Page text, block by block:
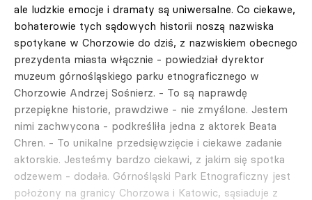
ale ludzkie emocje i dramaty są uniwersalne. Co ciekawe,
bohaterowie tych sądowych historii noszą nazwiska
spotykane w Chorzowie do dziś, z nazwiskiem obecnego
prezydenta miasta włącznie - powiedział dyrektor
muzeum górnośląskiego parku etnograficznego w
Chorzowie Andrzej Sośnierz. - To są naprawdę
przepiękne historie, prawdziwe - nie zmyślone. Jestem
nimi zachwycona - podkreśliła jedna z aktorek Beata
Chren. - To unikalne przedsięwzięcie i ciekawe zadanie
aktorskie. Jesteśmy bardzo ciekawi, z jakim się spotka
odzewem - dodała. Górnośląski Park Etnograficzny jest
położony na granicy Chorzowa i Katowic, sąsiaduje z